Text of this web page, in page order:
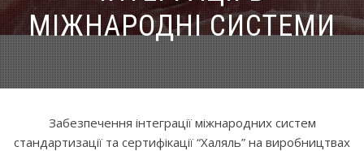
МІЖНАРОДНІ СИСТЕМИ
Забезпечення інтеграції міжнародних систем
стандартизації та сертифікації “Халяль” на виробництвах